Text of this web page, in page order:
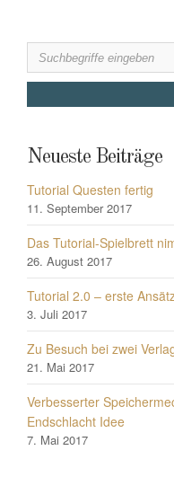
Search
for:
Neueste Beiträge
Tutorial Questen fertig
11. September 2017
Das Tutorial-Spielbrett
26. August 2017
Tutorial 2.0 – erste
3. Juli 2017
Zu Besuch bei zwei
21. Mai 2017
Verbesserter
Endschlacht Idee
7. Mai 2017